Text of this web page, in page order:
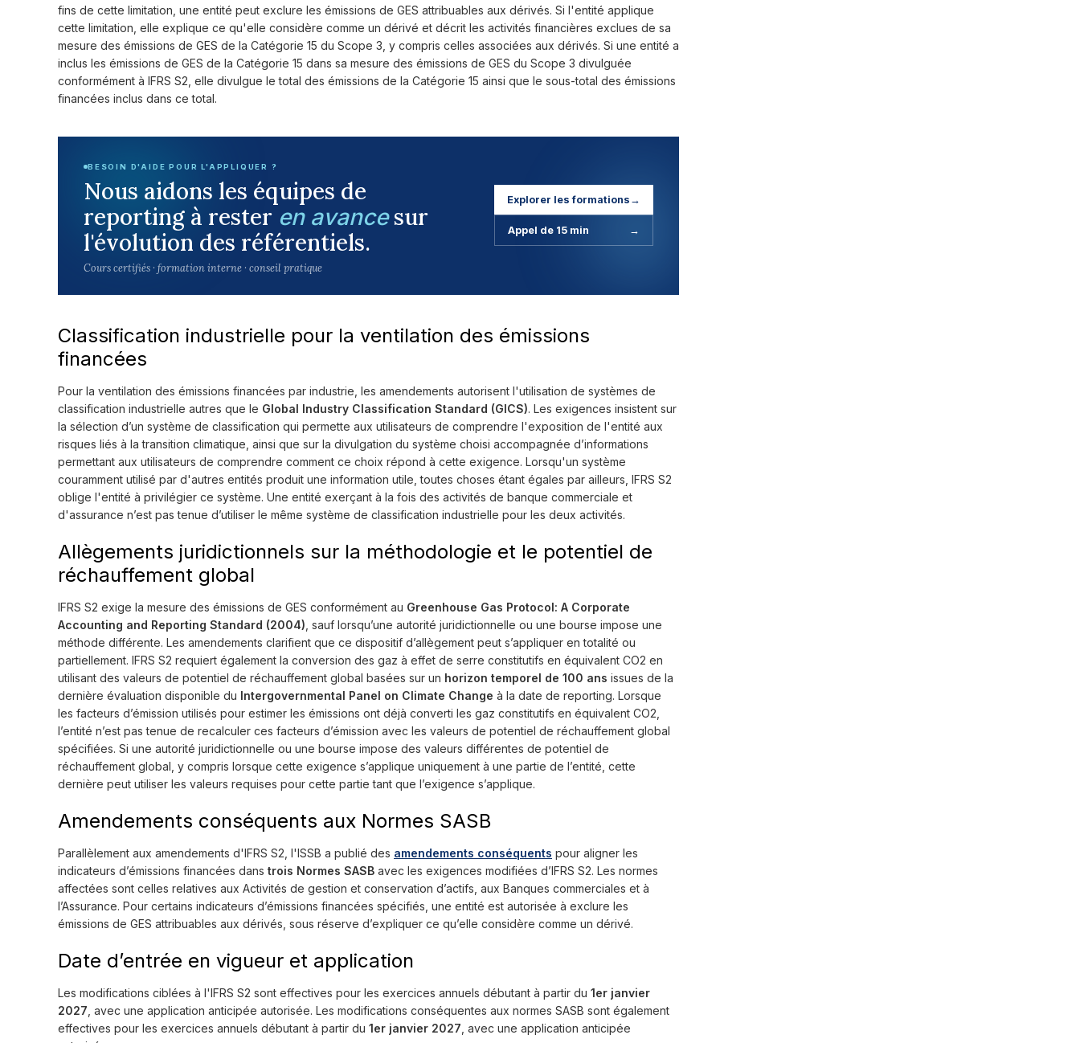
fins de cette limitation, une entité peut exclure les émissions de GES attribuables aux dérivés. Si l'entité applique
cette limitation, elle explique ce qu'elle considère comme un dérivé et décrit les activités financières exclues de sa
mesure des émissions de GES de la Catégorie 15 du Scope 3, y compris celles associées aux dérivés. Si une entité a
inclus les émissions de GES de la Catégorie 15 dans sa mesure des émissions de GES du Scope 3 divulguée
conformément à IFRS S2, elle divulgue le total des émissions de la Catégorie 15 ainsi que le sous-total des émissions
financées inclus dans ce total.
BESOIN D'AIDE POUR L'APPLIQUER ?
Nous aidons les équipes de
reporting à rester en avancesur
l'évolution des référentiels.
Cours certifiés · formation interne · conseil pratique
Explorer les formations →
Appel de 15 min →
Classification industrielle pour la ventilation des émissions
financées
Pour la ventilation des émissions financées par industrie, les amendements autorisent l'utilisation de systèmes de
classification industrielle autres que le Global Industry Classification Standard (GICS). Les exigences insistent sur
la sélection d’un système de classification qui permette aux utilisateurs de comprendre l'exposition de l'entité aux
risques liés à la transition climatique, ainsi que sur la divulgation du système choisi accompagnée d’informations
permettant aux utilisateurs de comprendre comment ce choix répond à cette exigence. Lorsqu'un système
couramment utilisé par d'autres entités produit une information utile, toutes choses étant égales par ailleurs, IFRS S2
oblige l'entité à privilégier ce système. Une entité exerçant à la fois des activités de banque commerciale et
d'assurance n’est pas tenue d’utiliser le même système de classification industrielle pour les deux activités.
Allègements juridictionnels sur la méthodologie et le potentiel de
réchauffement global
IFRS S2 exige la mesure des émissions de GES conformément au Greenhouse Gas Protocol: A Corporate
Accounting and Reporting Standard (2004) , sauf lorsqu’une autorité juridictionnelle ou une bourse impose une
méthode différente. Les amendements clarifient que ce dispositif d’allègement peut s’appliquer en totalité ou
partiellement. IFRS S2 requiert également la conversion des gaz à effet de serre constitutifs en équivalent CO2 en
utilisant des valeurs de potentiel de réchauffement global basées sur un horizon temporel de 100 ans issues de la
dernière évaluation disponible du Intergovernmental Panel on Climate Change à la date de reporting. Lorsque
les facteurs d’émission utilisés pour estimer les émissions ont déjà converti les gaz constitutifs en équivalent CO2,
l’entité n’est pas tenue de recalculer ces facteurs d’émission avec les valeurs de potentiel de réchauffement global
spécifiées. Si une autorité juridictionnelle ou une bourse impose des valeurs différentes de potentiel de
réchauffement global, y compris lorsque cette exigence s’applique uniquement à une partie de l’entité, cette
dernière peut utiliser les valeurs requises pour cette partie tant que l’exigence s’applique.
Amendements conséquents aux Normes SASB
Parallèlement aux amendements d'IFRS S2, l'ISSB a publié des amendements conséquents pour aligner les
indicateurs d’émissions financées dans trois Normes SASB avec les exigences modifiées d’IFRS S2. Les normes
affectées sont celles relatives aux Activités de gestion et conservation d’actifs, aux Banques commerciales et à
l’Assurance. Pour certains indicateurs d’émissions financées spécifiés, une entité est autorisée à exclure les
émissions de GES attribuables aux dérivés, sous réserve d’expliquer ce qu’elle considère comme un dérivé.
Date d’entrée en vigueur et application
Les modifications ciblées à l'IFRS S2 sont effectives pour les exercices annuels débutant à partir du 1er janvier
2027 , avec une application anticipée autorisée. Les modifications conséquentes aux normes SASB sont également
effectives pour les exercices annuels débutant à partir du 1er janvier 2027 , avec une application anticipée